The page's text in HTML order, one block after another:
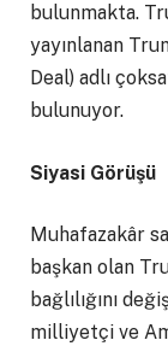
bulunmakta.
yayınlanan
Deal) adlı
bulunuyor.
Siyasi Görüşü
Muhafazakâr
başkan olan
bağlılığını
milliyetçi ve